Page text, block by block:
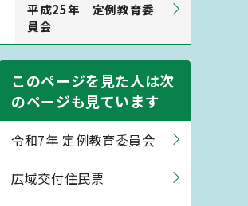
平成25年 定例教育委
員会
このページを見た人は次
のページも見ています
令和7年 定例教育委員会
広域交付住民票